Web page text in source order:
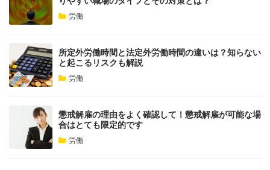
労働
所定外労働時間と法定外労働時間の違いは？知らない
と起こるリスクも解説
労働
懲戒解雇の理由をよく確認して！懲戒解雇が可能な場
合はとても限定的です
労働